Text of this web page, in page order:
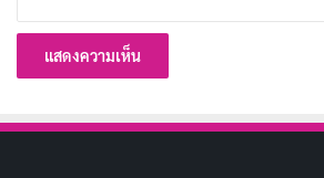
เหมือนปาร์ตี้รวมดาวBLที่แฟนๆ รอค
แสดงที่ถ่ายทอดอารมณ์ได้จริงใจ จนลืม